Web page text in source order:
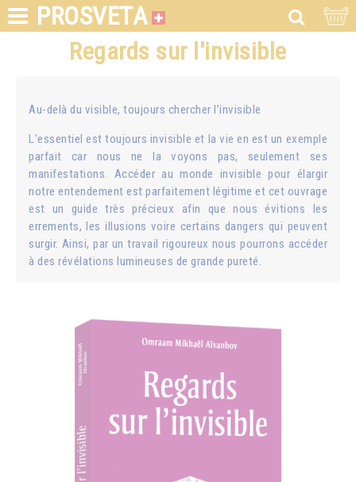
PROSVETA
Regards sur l'invisible
Au-delà du visible, toujours chercher l’invisible
L’essentiel est toujours invisible et la vie en est un exemple
parfait car nous ne la voyons pas, seulement ses
manifestations. Accéder au monde invisible pour élargir
notre entendement est parfaitement légitime et cet ouvrage
est un guide très précieux afin que nous évitions les
errements, les illusions voire certains dangers qui peuvent
surgir. Ainsi, par un travail rigoureux nous pourrons accéder
à des révélations lumineuses de grande pureté.